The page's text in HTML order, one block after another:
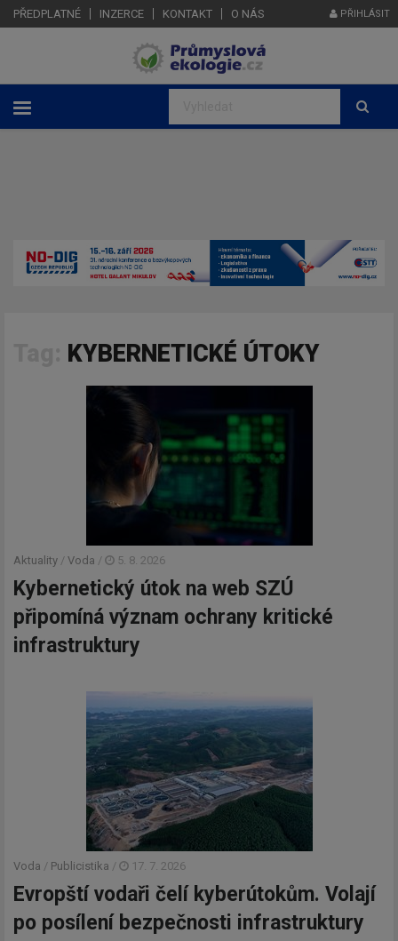
PŘEDPLATNÉ INZERCE KONTAKT O NÁS PŘIHLÁSIT
KYBERNETICKÉ ÚTOKY
Aktuality / Voda / 5. 8. 2026
Kybernetický útok na web SZÚ
připomíná význam ochrany kritické
infrastruktury
Voda / Publicistika / 17. 7. 2026
Evropští vodaři čelí kyberútokům. Volají
po posílení bezpečnosti infrastruktury